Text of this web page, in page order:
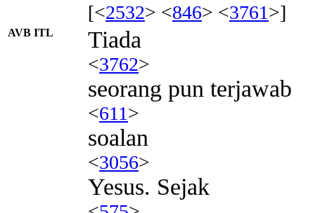
[<2532> <846> <3761>]
AVB ITL Tiada
<3762>
seorang pun terjawab
<611>
soalan
<3056>
Yesus. Sejak